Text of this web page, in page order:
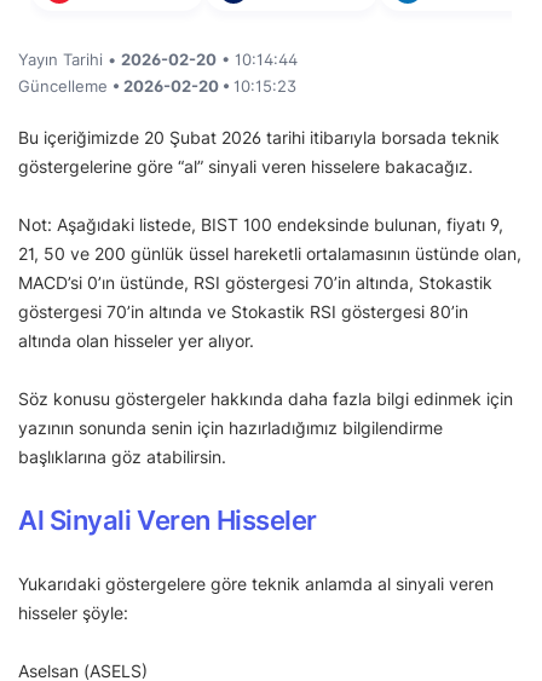
Yayın Tarihi • 2026-02-20 • 10:14:44
Güncelleme • 2026-02-20 • 10:15:23
Bu içeriğimizde 20 Şubat 2026 tarihi itibarıyla borsada teknik
göstergelerine göre “al” sinyali veren hisselere bakacağız.
Not: Aşağıdaki listede, BIST 100 endeksinde bulunan, fiyatı 9,
21, 50 ve 200 günlük üssel hareketli ortalamasının üstünde olan,
MACD’si 0’ın üstünde, RSI göstergesi 70’in altında, Stokastik
göstergesi 70’in altında ve Stokastik RSI göstergesi 80’in
altında olan hisseler yer alıyor.
Söz konusu göstergeler hakkında daha fazla bilgi edinmek için
yazının sonunda senin için hazırladığımız bilgilendirme
başlıklarına göz atabilirsin.
Al Sinyali Veren Hisseler
Yukarıdaki göstergelere göre teknik anlamda al sinyali veren
hisseler şöyle:
Aselsan (ASELS)